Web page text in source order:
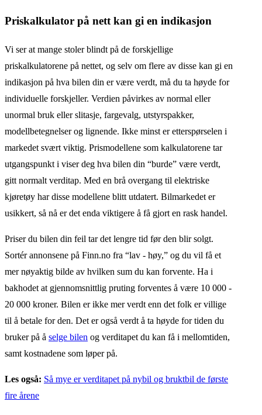
Priskalkulator på nett kan gi en indikasjon
Vi ser at mange stoler blindt på de forskjellige
priskalkulatorene på nettet, og selv om flere av disse kan gi en
indikasjon på hva bilen din er være verdt, må du ta høyde for
individuelle forskjeller. Verdien påvirkes av normal eller
unormal bruk eller slitasje, fargevalg, utstyrspakker,
modellbetegnelser og lignende. Ikke minst er etterspørselen i
markedet svært viktig. Prismodellene som kalkulatorene tar
utgangspunkt i viser deg hva bilen din “burde” være verdt,
gitt normalt verditap. Med en brå overgang til elektriske
kjøretøy har disse modellene blitt utdatert. Bilmarkedet er
usikkert, så nå er det enda viktigere å få gjort en rask handel.
Priser du bilen din feil tar det lengre tid før den blir solgt.
Sortér annonsene på Finn.no fra “lav - høy,” og du vil få et
mer nøyaktig bilde av hvilken sum du kan forvente. Ha i
bakhodet at gjennomsnittlig pruting forventes å være 10 000 -
20 000 kroner. Bilen er ikke mer verdt enn det folk er villige
til å betale for den. Det er også verdt å ta høyde for tiden du
bruker på å selge bilen og verditapet du kan få i mellomtiden,
samt kostnadene som løper på.
Les også: Så mye er verditapet på nybil og bruktbil de første
fire årene